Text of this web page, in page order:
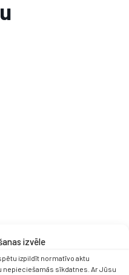
izvēle
izpildīt normatīvo aktu
nepieciešamās sīkdatnes. Ar Jūsu